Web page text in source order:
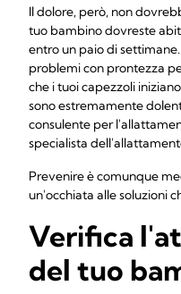
Il dolore, però, non
tuo bambino dovreste
entro un paio di
problemi con prontezza
che i tuoi capezzoli
sono estremamente
consulente per
specialista
Prevenire è comunque
un'occhiata alle soluzioni
Verifica
del tuo